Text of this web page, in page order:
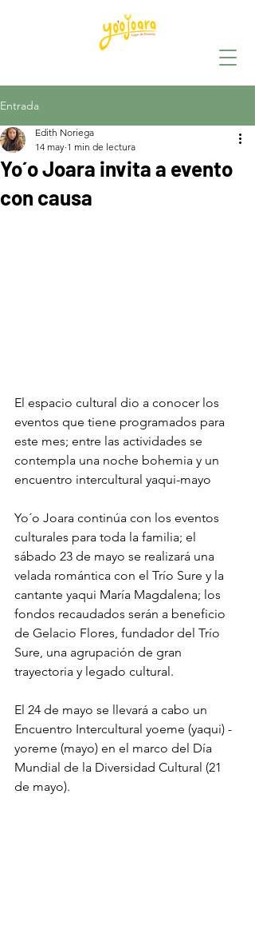
Entrada
Yo´o Joara invita a evento
con causa
Edith Noriega
14 may 1 min de lectura
El espacio cultural dio a conocer los
eventos que tiene programados para
este mes; entre las actividades se
contempla una noche bohemia y un
encuentro intercultural yaqui-mayo
Yo´o Joara continúa con los eventos
culturales para toda la familia; el
sábado 23 de mayo se realizará una
velada romántica con el Trío Sure y la
cantante yaqui María Magdalena; los
fondos recaudados serán a beneficio
de Gelacio Flores, fundador del Trío
Sure, una agrupación de gran
trayectoria y legado cultural.
El 24 de mayo se llevará a cabo un
Encuentro Intercultural yoeme (yaqui) -
yoreme (mayo) en el marco del Día
Mundial de la Diversidad Cultural (21
de mayo).